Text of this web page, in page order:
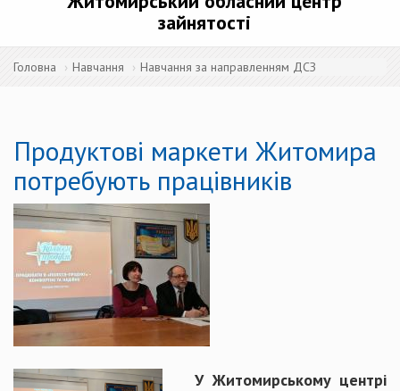
зайнятості
Головна Навчання Навчання за направленням ДСЗ
Продуктові маркети Житомира
потребують працівників
У Житомирському центрі